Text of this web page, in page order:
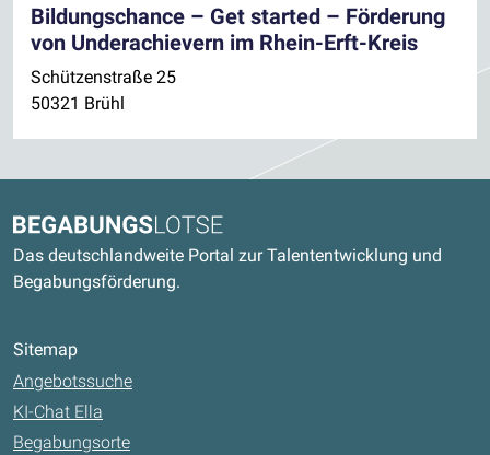
Bildungschance – Get started – Förderung
von Underachievern im Rhein-Erft-Kreis
Schützenstraße 25
50321 Brühl
Begabungslotse
Das deutschlandweite Portal zur Talententwicklung und
Begabungsförderung.
Sitemap
Angebotssuche
KI-Chat Ella
Begabungsorte